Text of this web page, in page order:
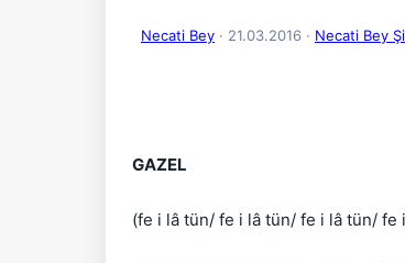
Necati Bey · 21.03.2016 · Necati Bey
GAZEL
(fe i lâ tün/ fe i lâ tün/ fe i lâ tün/ fe